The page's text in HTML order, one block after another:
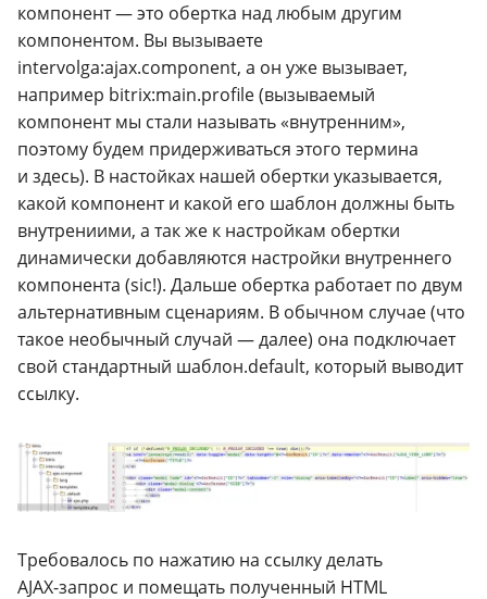
компонент — это обертка над любым другим
компонентом. Вы вызываете
intervolga:ajax.component, а он уже вызывает,
например bitrix:main.profile (вызываемый
компонент мы стали называть «внутренним»,
поэтому будем придерживаться этого термина
и здесь). В настойках нашей обертки указывается,
какой компонент и какой его шаблон должны быть
внутрениими, а так же к настройкам обертки
динамически добавляются настройки внутреннего
компонента (sic!). Дальше обертка работает по двум
альтернативным сценариям. В обычном случае (что
такое необычный случай — далее) она подключает
свой стандартный шаблон.default, который выводит
ссылку.
Требовалось по нажатию на ссылку делать
AJAX-запрос и помещать полученный HTML